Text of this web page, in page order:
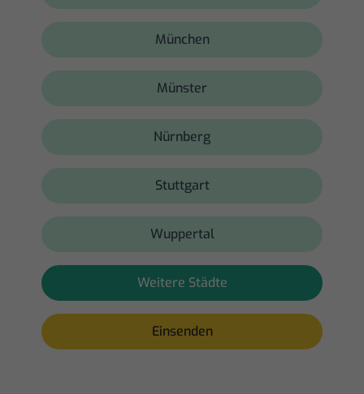
München
Münster
Nürnberg
Stuttgart
Wuppertal
Weitere Städte
Einsenden